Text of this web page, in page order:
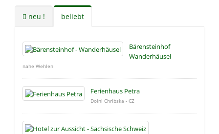
neu ! beliebt
Bärensteinhof
Wanderhäusel
nahe Wehlen
Ferienhaus Petra
Dolni Chribska - CZ